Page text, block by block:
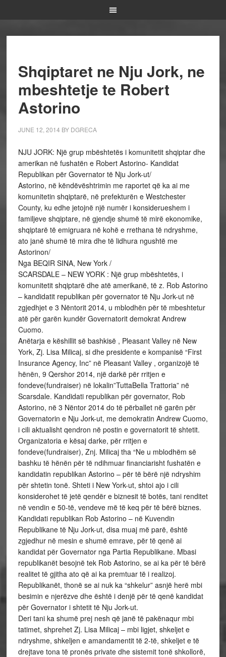
Shqiptaret ne Nju Jork, ne
mbeshtetje te Robert
Astorino
JUNE 12, 2014 BY DGRECA
NJU JORK: Një grup mbështetës i komunitetit shqiptar dhe
amerikan në fushatën e Robert Astorino- Kandidat
Republikan për Governator të Nju Jork-ut/
Astorino, në këndëvështrimin me raportet që ka ai me
komunitetin shqiptarë, në prefekturën e Westchester
County, ku edhe jetojnë një numër i konsiderueshem i
familjeve shqiptare, në gjendje shumë të mirë ekonomike,
shqiptarë të emigruara në kohë e rrethana të ndryshme,
ato janë shumë të mira dhe të lidhura ngushtë me
Astorinon/
Nga BEQIR SINA, New York /
SCARSDALE – NEW YORK : Një grup mbështetës, i
komunitetit shqiptarë dhe atë amerikanë, të z. Rob Astorino
– kandidatit republikan për governator të Nju Jork-ut në
zgjedhjet e 3 Nëntorit 2014, u mblodhën për të mbeshtetur
atë për garën kundër Governatorit demokrat Andrew
Cuomo.
Anëtarja e këshillit së bashkisë , Pleasant Valley në New
York, Zj. Lisa Milicaj, si dhe presidente e kompanisë “First
Insurance Agency, Inc” në Pleasant Valley , organizojë të
hënën, 9 Qershor 2014, një darkë për rritjen e
fondeve(fundraiser) në lokalin”TuttaBella Trattoria” në
Scarsdale. Kandidati republikan për governator, Rob
Astorino, në 3 Nëntor 2014 do të përballet në garën për
Governatorin e Nju Jork-ut, me demokratin Andrew Cuomo,
i cili aktualisht qendron në postin e governatorit të shtetit.
Organizatoria e kësaj darke, për rritjen e
fondeve(fundraiser), Znj. Milicaj tha “Ne u mblodhëm së
bashku të hënën për të ndihmuar financiarisht fushatën e
kandidatin republikan Astorino – për të bërë një ndryshim
për shtetin tonë. Shteti i New York-ut, shtoi ajo i cili
konsiderohet të jetë qendër e biznesit të botës, tani renditet
në vendin e 50-të, vendeve më të keq për të bërë biznes.
Kandidati republikan Rob Astorino – në Kuvendin
Republikane të Nju Jork-ut, disa muaj më parë, është
zgjedhur në mesin e shumë emrave, për të qenë ai
kandidat për Governator nga Partia Republikane. Mbasi
republikanët besojnë tek Rob Astorino, se ai ka për të bërë
realitet të gjitha ato që ai ka premtuar të i realizoj.
Republikanët, thonë se ai nuk ka “shkelur” asnjë herë mbi
besimin e njerëzve dhe është i denjë për të qenë kandidat
për Governator i shtetit të Nju Jork-ut.
Deri tani ka shumë prej nesh që janë të pakënaqur mbi
tatimet, shprehet Zj. Lisa Milicaj – mbi ligjet, shkeljet e
ndryshme, shkeljen e amandamentit të 2-të, shkeljet e të
drejtave tona të pronës private dhe sistemit tonë shkollorë,